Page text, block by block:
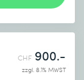
CHF 900.-
zzgl. 8.1% MWST